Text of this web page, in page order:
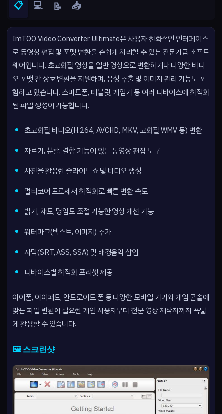
📋 💻 📝 📥
ImTOO Video Converter Ultimate은 사용자 친화적인 인터페이스
로 동영상 편집 및 포맷 변환을 손쉽게 처리할 수 있는 전문가급 소프트
웨어입니다. 초고화질 영상을 일반 영상으로 변환하거나 다양한 비디
오 포맷 간 상호 변환을 지원하며, 음성 추출 및 이미지 관리 기능도 포
함하고 있습니다. 스마트폰, 태블릿, 게임기 등 여러 디바이스에 최적화
된 파일 생성이 가능합니다.
초고화질 비디오(H.264, AVCHD, MKV, 고화질 WMV 등) 변환
자르기, 분할, 결합 기능이 있는 동영상 편집 도구
사진을 활용한 슬라이드쇼 및 비디오 생성
멀티코어 프로세서 최적화로 빠른 변환 속도
밝기, 채도, 명암도 조절 가능한 영상 개선 기능
워터마크(텍스트, 이미지) 추가
자막(SRT, ASS, SSA) 및 배경음악 삽입
디바이스별 최적화 프리셋 제공
아이폰, 아이패드, 안드로이드 폰 등 다양한 모바일 기기와 게임 콘솔에
맞는 파일 변환이 필요한 개인 사용자부터 전문 영상 제작자까지 폭넓
게 활용할 수 있습니다.
🖼️ 스크린샷